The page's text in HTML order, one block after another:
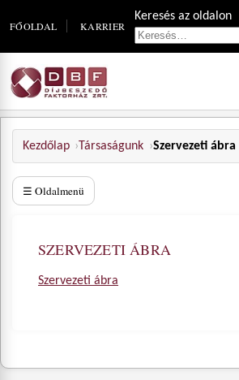
FŐOLDAL KARRIER
Keresés az oldalon
Kezdőlap Társaságunk Szervezeti ábra
☰ Oldalmenü
SZERVEZETI ÁBRA
Szervezeti ábra